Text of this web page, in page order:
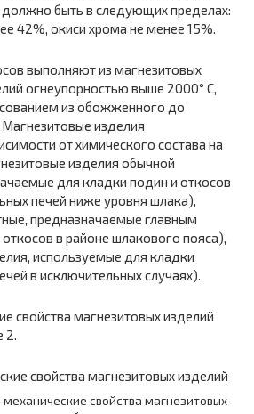
должно быть в следующих пределах:
42%, окиси хрома не менее 15%.
выполняют из магнезитовых
огнеупорностью выше 2000° С,
из обожженного до
изделия
от химического состава на
изделия обычной
для кладки подин и откосов
печей ниже уровня шлака),
предназначаемые главным
в районе шлакового пояса),
используемые для кладки
в исключительных случаях).
свойства магнезитовых изделий
свойства магнезитовых